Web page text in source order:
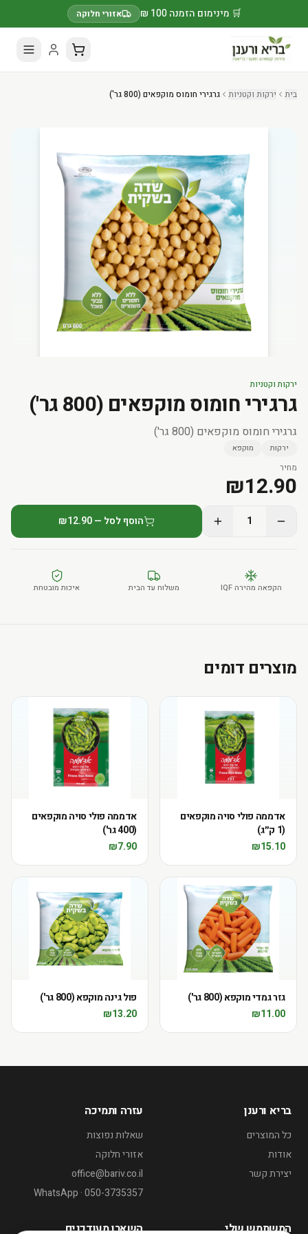
🛒 מינימום הזמנה 100 ₪ אזורי חלוקה
בית ירקות וקטניות גרגירי חומוס מוקפאים (800 גר')
ירקות וקטניות
גרגירי חומוס מוקפאים (800 גר')
גרגירי חומוס מוקפאים (800 גר')
ירקות מוקפא
מחיר
₪12.90
1 הוסף לסל — ₪12.90
הקפאה מהירה IQF משלוח עד הבית איכות מובטחת
מוצרים דומים
אדממה פולי סויה מוקפאים
(1 ק״ג)
₪15.10
אדממה פולי סויה מוקפאים
(400 גר')
₪7.90
גזר גמדי מוקפא (800 גר')
₪11.00
פול גינה מוקפא (800 גר')
₪13.20
בריא ורענן
כל המוצרים
אודות
יצירת קשר
עזרה ותמיכה
שאלות נפוצות
אזורי חלוקה
office@bariv.co.il
WhatsApp · 050-3735357
המשתמש שלי השארו מעודכנים